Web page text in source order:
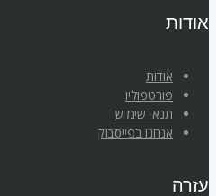
אודות
אודות
פורטפוליו
תנאי שימוש
אנחנו בפייסבוק
עזרה